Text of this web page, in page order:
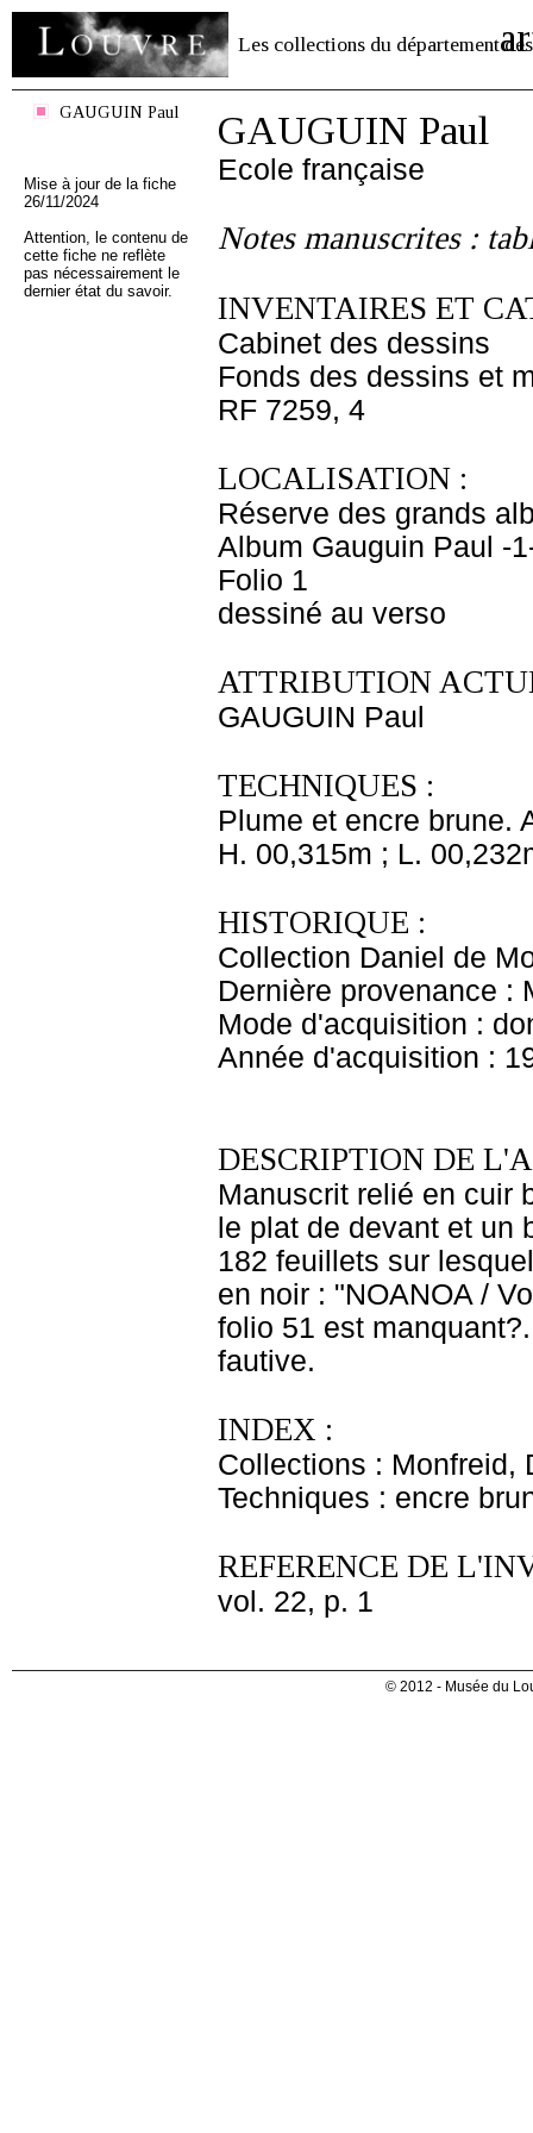
Les collections du département des
GAUGUIN Paul
Mise à jour de la fiche
26/11/2024
Attention, le contenu de
cette fiche ne reflète
pas nécessairement le
dernier état du savoir.
GAUGUIN Paul
Ecole française
Notes manuscrites :
INVENTAIRES ET
Cabinet des dessins
Fonds des dessins et
RF 7259, 4
LOCALISATION :
Réserve des grands
Album Gauguin Paul -
Folio 1
dessiné au verso
ATTRIBUTION
GAUGUIN Paul
TECHNIQUES :
Plume et encre brune.
H. 00,315m ; L.
HISTORIQUE :
Collection Daniel de
Dernière provenance :
Mode d'acquisition :
Année d'acquisition :
DESCRIPTION DE
Manuscrit relié en cuir
le plat de devant et un
182 feuillets sur
en noir : "NOANOA /
folio 51 est
fautive.
INDEX :
Collections : Monfreid,
Techniques : encre
REFERENCE DE
vol. 22, p. 1
© 2012 - Musée du